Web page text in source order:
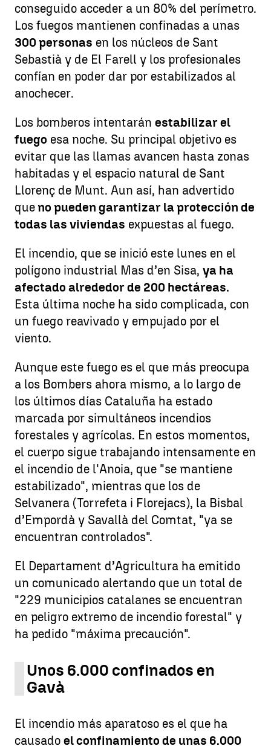
conseguido acceder a un 80% del perímetro.
Los fuegos mantienen confinadas a unas
300 personas en los núcleos de Sant
Sebastià y de El Farell y los profesionales
confían en poder dar por estabilizados al
anochecer.
Los bomberos intentarán estabilizar el
fuego esa noche. Su principal objetivo es
evitar que las llamas avancen hasta zonas
habitadas y el espacio natural de Sant
Llorenç de Munt. Aun así, han advertido
queno pueden garantizar la protección de
todas las viviendas expuestas al fuego.
El incendio, que se inició este lunes en el
polígono industrial Mas d’en Sisa, ya ha
afectado alrededor de 200 hectáreas.
Esta última noche ha sido complicada, con
un fuego reavivado y empujado por el
viento.
Aunque este fuego es el que más preocupa
a los Bombers ahora mismo, a lo largo de
los últimos días Cataluña ha estado
marcada por simultáneos incendios
forestales y agrícolas. En estos momentos,
el cuerpo sigue trabajando intensamente en
el incendio de l'Anoia, que "se mantiene
estabilizado", mientras que los de
Selvanera (Torrefeta i Florejacs), la Bisbal
d’Empordà y Savallà del Comtat, "ya se
encuentran controlados".
El Departament d’Agricultura ha emitido
un comunicado alertando que un total de
"229 municipios catalanes se encuentran
en peligro extremo de incendio forestal" y
ha pedido "máxima precaución".
Unos 6.000 confinados en
Gavà
El incendio más aparatoso es el que ha
causado el confinamiento de unas 6.000